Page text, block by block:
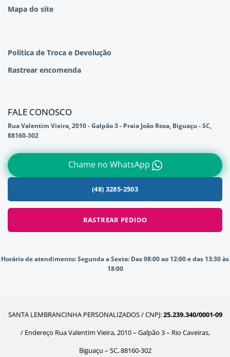
Mapa do site
Política de Troca e Devolução
Rastrear encomenda
FALE CONOSCO
Rua Valentim Vieira, 2010 - Galpão 3 - Praia João Rosa, Biguaçu - SC,
88160-302
Chame no WhatsApp
(48) 3285-2503
RASTREAR PEDIDO
Horário de atendimento:Segunda a Sexta: Das 08:00 ao 12:00 e das 13:30 às
18:00
SANTA LEMBRANCINHA PERSONALIZADOS / CNPJ:25.239.340/0001-09
/ Endereço Rua Valentim Vieira, 2010 – Galpão 3 – Rio Caveiras,
Biguaçu – SC, 88160-302